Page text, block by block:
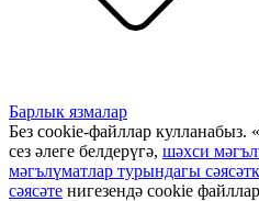
Барлык язмалар
Без cookie-файллар кулланабыз.
сез әлеге белдерүгә, шәхси
мәгълүматлар турындагы
сәясәте нигезендә cookie